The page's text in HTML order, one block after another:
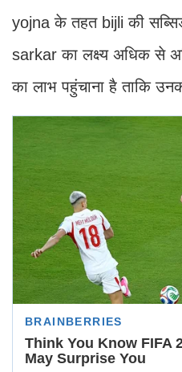
yojna के तहत bijli की
sarkar का लक्ष्य अधिक से
का लाभ पहुंचाना है ताकि